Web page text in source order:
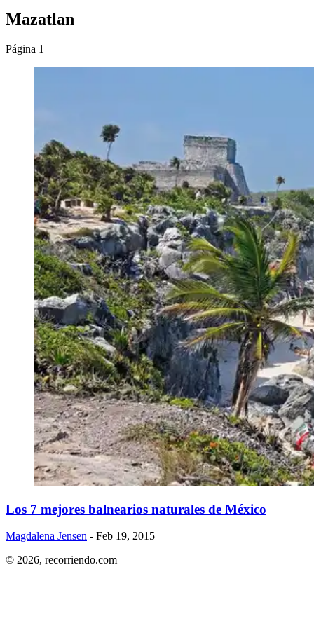
Mazatlan
Página 1
​Los 7 mejores balnearios naturales de México
Magdalena Jensen - Feb 19, 2015
© 2026, recorriendo.com